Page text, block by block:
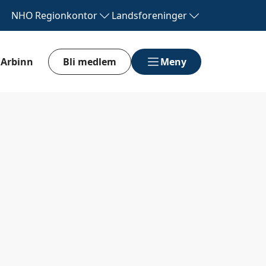
NHO Regionkontor Landsforeninger
Arbinn Bli medlem Meny